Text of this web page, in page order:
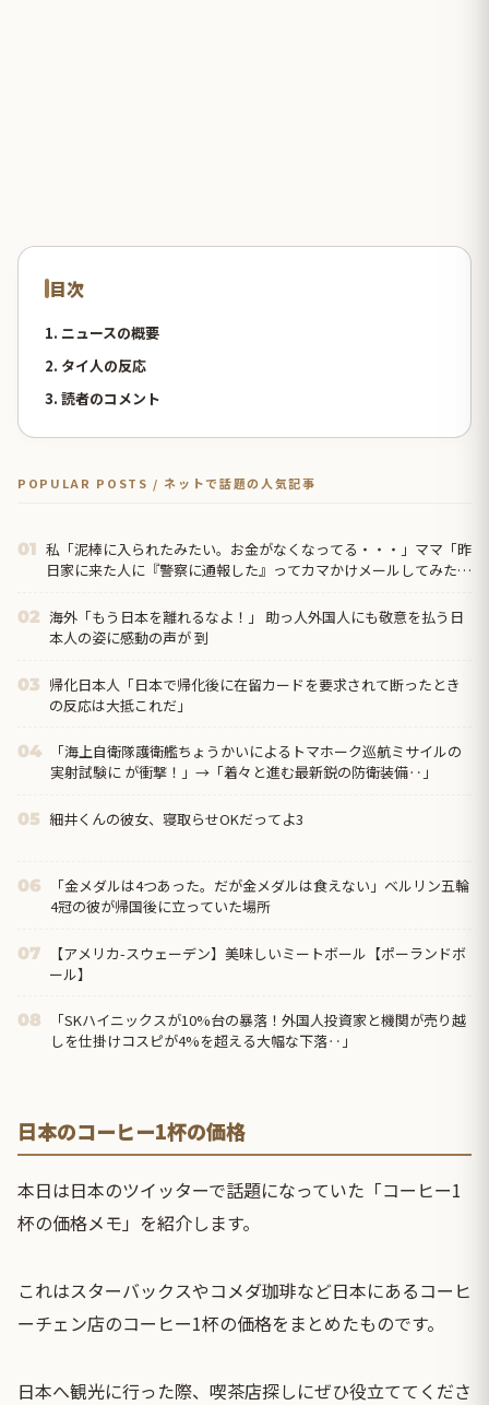
目次
1. ニュースの概要
2. タイ人の反応
3. 読者のコメント
POPULAR POSTS / ネットで話題の人気記事
01 私「泥棒に入られたみたい。お金がなくなってる・・・」ママ「昨
日家に来た人に『警察に通報した』ってカマかけメールしてみた
02 海外「もう日本を離れるなよ！」 助っ人外国人にも敬意を払う日
本人の姿に感動の声が 到
03 帰化日本人「日本で帰化後に在留カードを要求されて断ったとき
の反応は大抵これだ」
04
「海上自衛隊護衛艦ちょうかいによるトマホーク巡航ミサイルの
実射試験に が衝撃！」→「着々と進む最新鋭の防衛装備‥」
05 細井くんの彼女、寝取らせOKだってよ3
06
「金メダルは4つあった。だが金メダルは食えない」ベルリン五輪
4冠の彼が帰国後に立っていた場所
07
【アメリカ-スウェーデン】美味しいミートボール【ポーランドボ
ール】
08
「SKハイニックスが10%台の暴落！外国人投資家と機関が売り越
しを仕掛けコスピが4%を超える大幅な下落‥」
日本のコーヒー1杯の価格
本日は日本のツイッターで話題になっていた「コーヒー1
杯の価格メモ」を紹介します。
これはスターバックスやコメダ珈琲など日本にあるコーヒ
ーチェン店のコーヒー1杯の価格をまとめたものです。
日本へ観光に行った際、喫茶店探しにぜひ役立ててくださ